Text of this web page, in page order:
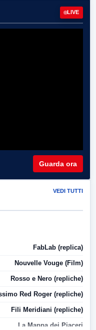
LIVE
Guarda ora
VEDI TUTTI
FabLab (replica)
Nouvelle Vouge (Film)
Rosso e Nero (repliche)
Red Roger (repliche)
Fili Meridiani (repliche)
La Mappa dei Piaceri